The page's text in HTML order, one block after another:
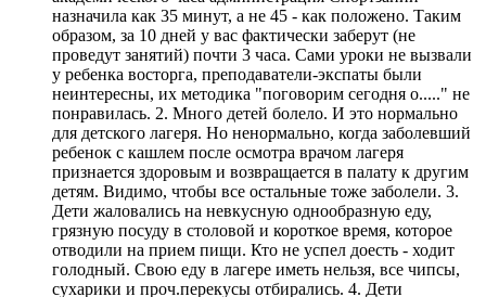
назначила как 35 минут, а не 45 - как положено. Таким
образом, за 10 дней у вас фактически заберут (не
проведут занятий) почти 3 часа. Сами уроки не вызвали
у ребенка восторга, преподаватели-экспаты были
неинтересны, их методика "поговорим сегодня о....." не
понравилась. 2. Много детей болело. И это нормально
для детского лагеря. Но ненормально, когда заболевший
ребенок с кашлем после осмотра врачом лагеря
признается здоровым и возвращается в палату к другим
детям. Видимо, чтобы все остальные тоже заболели. 3.
Дети жаловались на невкусную однообразную еду,
грязную посуду в столовой и короткое время, которое
отводили на прием пищи. Кто не успел доесть - ходит
голодный. Свою еду в лагере иметь нельзя, все чипсы,
сухарики и проч.перекусы отбирались. 4. Дети